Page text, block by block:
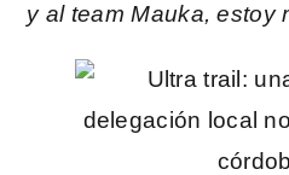
y al team Mauka, estoy